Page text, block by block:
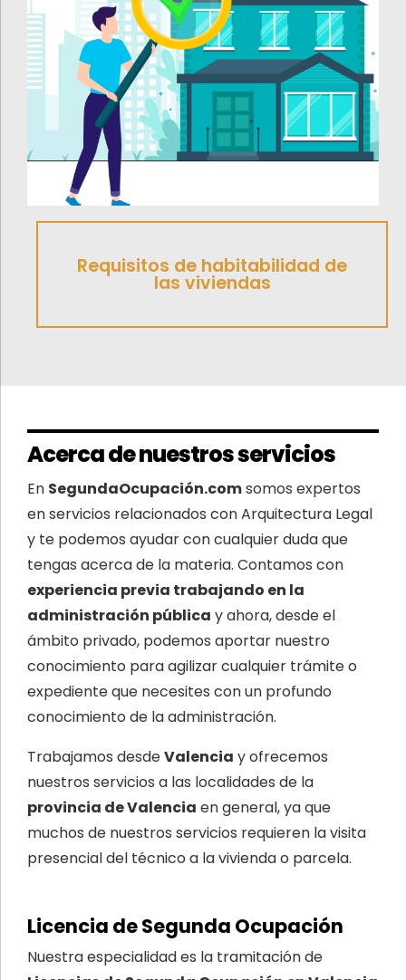
Requisitos de habitabilidad de
las viviendas
Acerca de nuestros servicios
En SegundaOcupación.comsomos expertos
en servicios relacionados con Arquitectura Legal
y te podemos ayudar con cualquier duda que
tengas acerca de la materia. Contamos con
experiencia previa trabajando en la
administración pública y ahora, desde el
ámbito privado, podemos aportar nuestro
conocimiento para agilizar cualquier trámite o
expediente que necesites con un profundo
conocimiento de la administración.
Trabajamos desdeValencia y ofrecemos
nuestros servicios a las localidades de la
provincia de Valencia en general, ya que
muchos de nuestros servicios requieren la visita
presencial del técnico a la vivienda o parcela.
Licencia de Segunda Ocupación
Nuestra especialidad es la tramitación de